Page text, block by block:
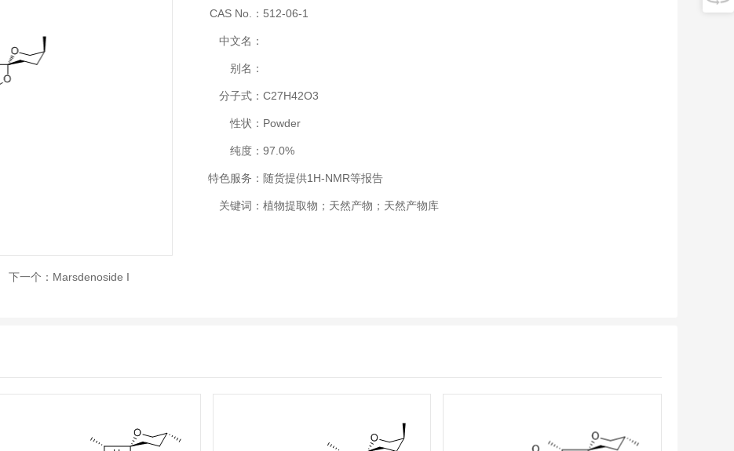
CAS No.： 512-06-1
中文名：
别名：
分子式： C27H42O3
性状： Powder
纯度： 97.0%
特色服务： 随货提供1H-NMR等报告
关键词： 植物提取物；天然产物；天然产物库
下一个： Marsdenoside I